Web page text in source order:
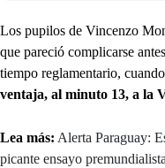
Los pupilos de Vincenzo
que pareció complicarse
tiempo reglamentario, cuando
ventaja, al minuto 13, a la
Lea más: Alerta Paraguay:
picante ensayo premundialista